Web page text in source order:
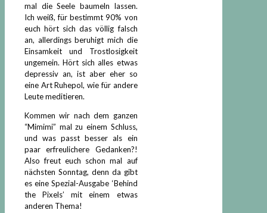
mal die Seele baumeln lassen.
Ich weiß, für bestimmt 90% von
euch hört sich das völlig falsch
an, allerdings beruhigt mich die
Einsamkeit und Trostlosigkeit
ungemein. Hört sich alles etwas
depressiv an, ist aber eher so
eine Art Ruhepol, wie für andere
Leute meditieren.
Kommen wir nach dem ganzen
“Mimimi” mal zu einem Schluss,
und was passt besser als ein
paar erfreulichere Gedanken?!
Also freut euch schon mal auf
nächsten Sonntag, denn da gibt
es eine Spezial-Ausgabe ‘Behind
the Pixels’ mit einem etwas
anderen Thema!